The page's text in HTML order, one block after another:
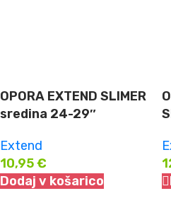
OPORA EXTEND SLIMER
sredina 24-29″
Extend
10,95€
Dodaj v košarico